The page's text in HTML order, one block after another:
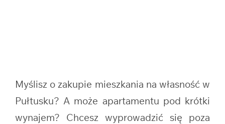
Myślisz o zakupie mieszkania na własność w
Pułtusku? A może apartamentu pod krótki
wynajem? Chcesz wyprowadzić się poza